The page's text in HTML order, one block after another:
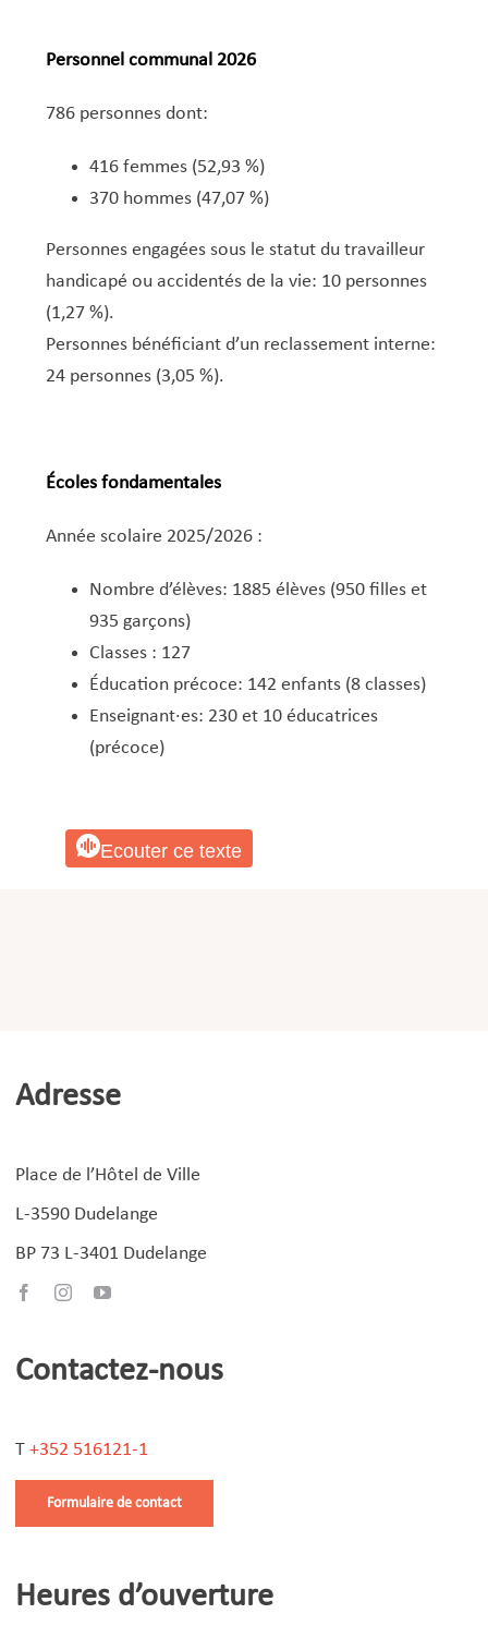
Personnel communal 2026
786 personnes dont:
416 femmes (52,93 %)
370 hommes (47,07 %)
Personnes engagées sous le statut du travailleur
handicapé ou accidentés de la vie: 10 personnes
(1,27 %).
Personnes bénéficiant d’un reclassement interne:
24 personnes (3,05 %).
Écoles fondamentales
Année scolaire 2025/2026 : ​
Nombre d’élèves: 1885 élèves (950 filles et
935 garçons)
Classes : 127
Éducation précoce: 142 enfants (8 classes)
Enseignant·es: 230 et 10 éducatrices
(précoce)
Ecouter ce texte
Adresse
Place de l’Hôtel de Ville
L-3590 Dudelange
BP 73 L-3401 Dudelange
Contactez-nous
T +352 516121-1
Formulaire de contact
Heures d’ouverture